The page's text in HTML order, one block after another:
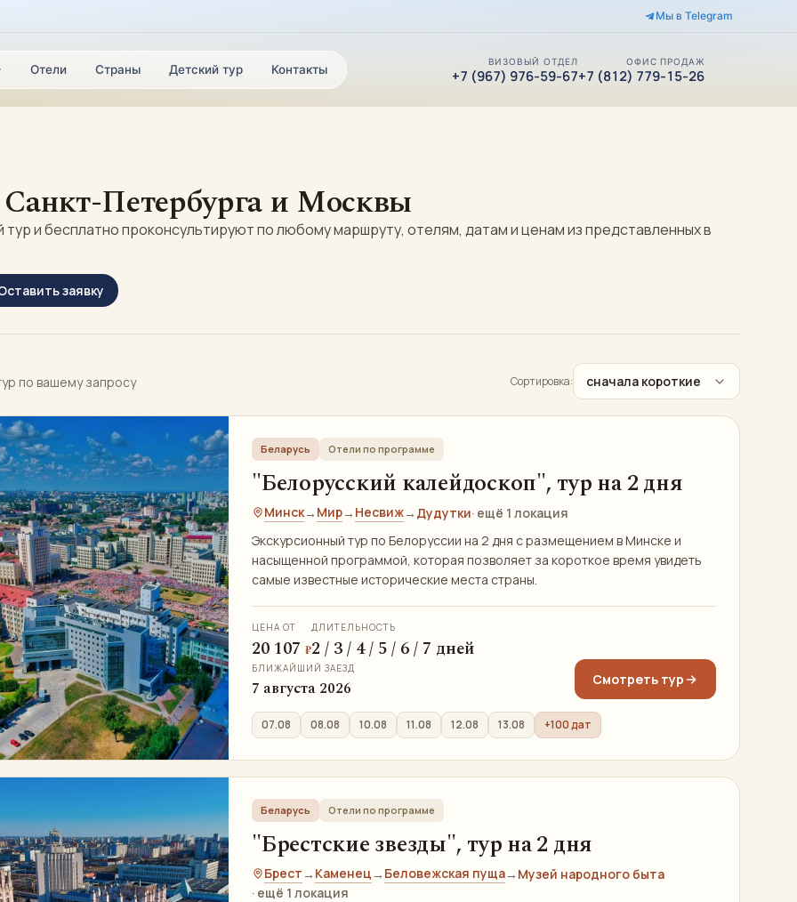
Мы в Telegram
Отели Страны Детский тур Контакты
ВИЗОВЫЙ ОТДЕЛ
+7 (967) 976-59-67
ОФИС ПРОДАЖ
+7 (812) 779-15-26
Петербурга и Москвы
и бесплатно проконсультируют по любому маршруту, отелям, датам и ценам из представленных в
заявку
по вашему запросу Сортировка: сначала короткие
Беларусь Отели по программе
"Белорусский калейдоскоп", тур на 2 дня
Минск→ Мир→ Несвиж→ Дудутки· ещё 1 локация
Экскурсионный тур по Белоруссии на 2 дня с размещением в Минске и
насыщенной программой, которая позволяет за короткое время увидеть
самые известные исторические места страны.
ЦЕНА ОТ
20 107 ₽
ДЛИТЕЛЬНОСТЬ
2 / 3 / 4 / 5 / 6 / 7 дней
БЛИЖАЙШИЙ ЗАЕЗД
7 августа 2026 Смотреть тур
07.08 08.08 10.08 11.08 12.08 13.08 +100 дат
Беларусь Отели по программе
"Брестские звезды", тур на 2 дня
Брест → Каменец → Беловежская пуща→ Музей народного быта
· ещё 1 локация